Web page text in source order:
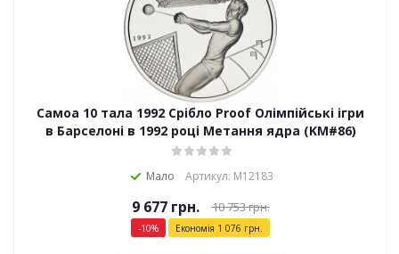
Самоа 10 тала 1992 Срібло Proof Олімпійські ігри
в Барселоні в 1992 році Метання ядра (KM#86)
Мало Артикул: М12183
9 677грн. 10 753грн.
-10% Економія 1 076 грн.